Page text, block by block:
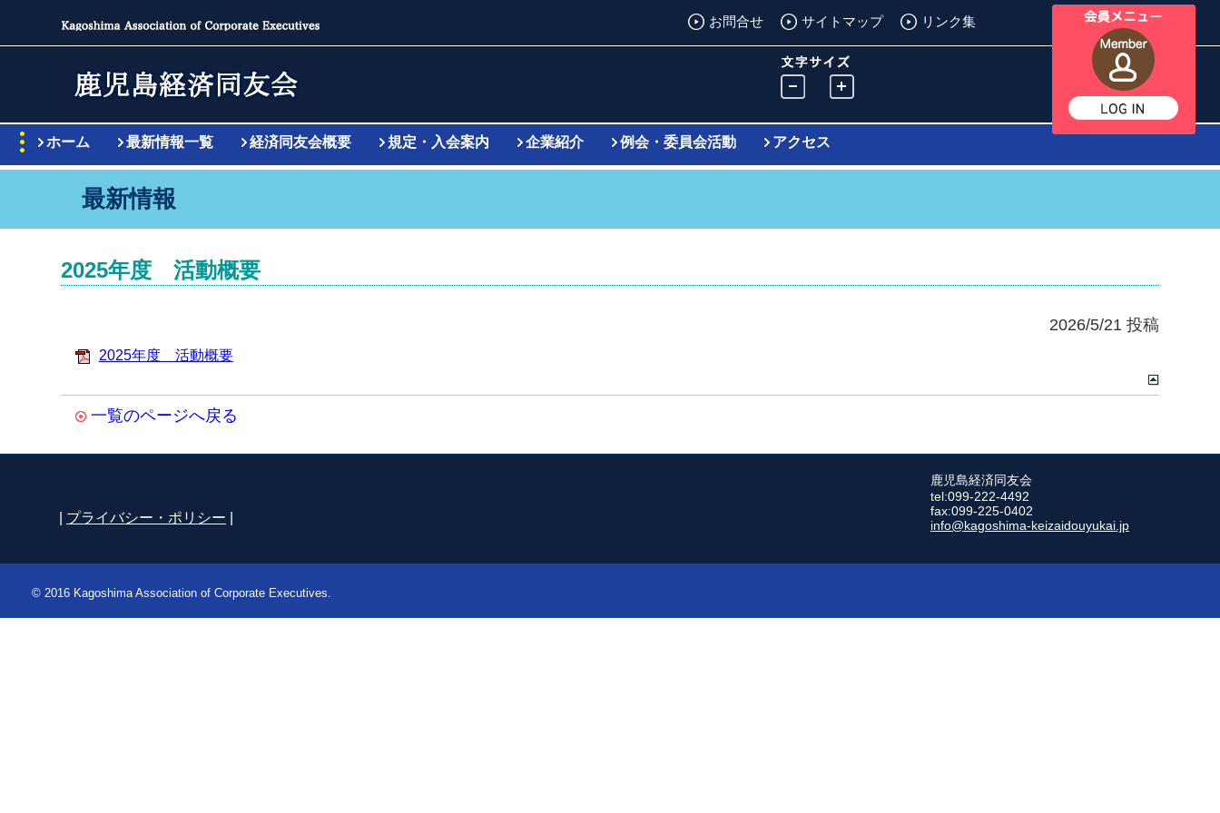
お問合せ サイトマップ リンク集
ホーム 最新情報一覧 経済同友会概要 規定・入会案内 企業紹介 例会・委員会活動 アクセス
最新情報
2025年度 活動概要
2026/5/21 投稿
2025年度 活動概要
一覧のページへ戻る
鹿児島経済同友会
tel:099-222-4492
fax:099-225-0402
info@kagoshima-keizaidouyukai.jp
プライバシー・ポリシー
© 2016 Kagoshima Association of Corporate Executives.